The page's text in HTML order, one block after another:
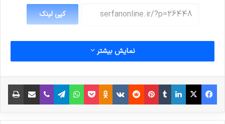
کپی لینک
نمایش بیشتر
فیس بوک X لینکدین
‫تامبلر‫پین‌ترست
‫رددیت‫VKontakte
‫Odnoklassniki
پاکتواتس آپ تلگراموایبر اشتراک گذاری از طریق ایمیل